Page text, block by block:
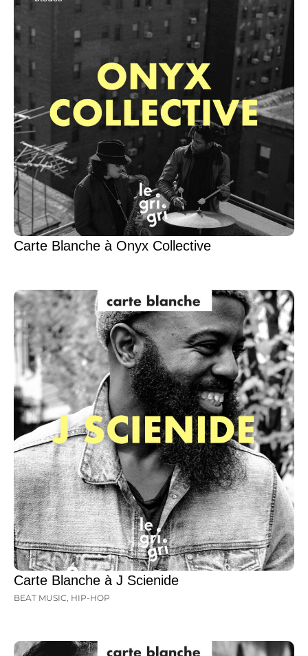
Carte Blanche à Onyx Collective
Carte Blanche à J Scienide
BEAT MUSIC, HIP-HOP